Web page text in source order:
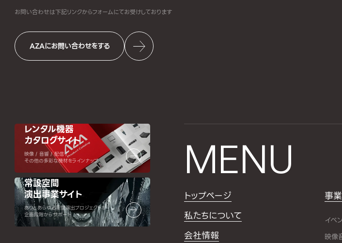
お問い合わせは下記リンクからフォームにてお受けしております
AZAにお問い合わせをする
レンタル機器
カタログサイト
映像 / 音響 / 配信 /
その他の多彩な機材をラインナップ
常設空間
演出事業サイト
ありとあらゆる空間演出プロジェクトを
企画段階からサポート
MENU
トップページ
私たちについて
会社情報
事
イベ
映像